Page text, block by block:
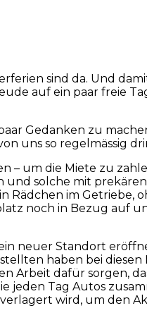
auf ein paar freie
Gedanken zu
uns so regelmässig
– um die Miete zu
solche mit
Rädchen im Getriebe,
noch in Bezug auf
neuer Standort
haben bei diesen
Arbeit dafür sorgen,
jeden Tag Autos
wird, um den